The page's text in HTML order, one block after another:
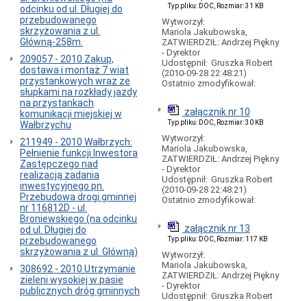
Faktury
VAT
Ulgi
Zasady
korzystania
komunikacji
miejskiej
Palenie
tytoniu
zabronione
Zezwolenia
Działy
powiązane
przewozami
pasażerskimi
PARKINGI
PŁATNE
Informacje
-
podstawa
prawna
odcinku od ul. Długiej do
przebudowanego
skrzyżowania z ul.
Główną-258m.
209057 - 2010 Zakup,
dostawa i montaż 7 wiat
przystankowych wraz ze
słupkami na rozkłady jazdy
na przystankach
komunikacji miejskiej w
Wałbrzychu
211949 - 2010 Wałbrzych:
Pełnienie funkcji Inwestora
Zastępczego nad
realizacją zadania
inwestycyjnego pn.
Przebudowa drogi gminnej
nr 116812D - ul.
Broniewskiego (na odcinku
od ul. Długiej do
przebudowanego
skrzyżowania z ul. Główną)
308692 - 2010 Utrzymanie
zieleni wysokiej w pasie
publicznych dróg gminnych
Typ pliku: DOC, Rozmiar: 31 KB
Wytworzył:
Mariola Jakubowska,
ZATWIERDZIŁ: Andrzej Piękny
- Dyrektor
Udostępnił: Gruszka Robert
(2010-09-28 22:48:21)
Ostatnio zmodyfikował:
załącznik nr 10
Typ pliku: DOC, Rozmiar: 30 KB
Wytworzył:
Mariola Jakubowska,
ZATWIERDZIŁ: Andrzej Piękny
- Dyrektor
Udostępnił: Gruszka Robert
(2010-09-28 22:48:21)
Ostatnio zmodyfikował:
załącznik nr 13
Typ pliku: DOC, Rozmiar: 117 KB
Wytworzył:
Mariola Jakubowska,
ZATWIERDZIŁ: Andrzej Piękny
- Dyrektor
Udostępnił: Gruszka Robert